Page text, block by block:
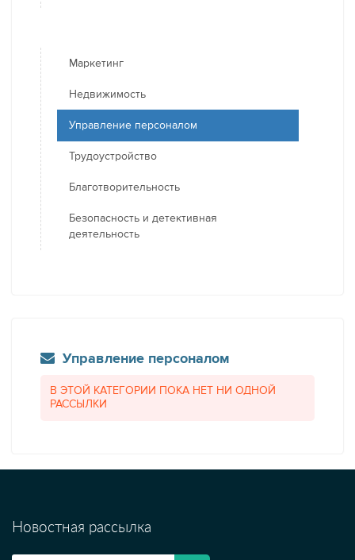
Маркетинг
Недвижимость
Управление персоналом
Трудоустройство
Благотворительность
Безопасность и детективная
деятельность
Управление персоналом
В ЭТОЙ КАТЕГОРИИ ПОКА НЕТ НИ ОДНОЙ
РАССЫЛКИ
Новостная рассылка